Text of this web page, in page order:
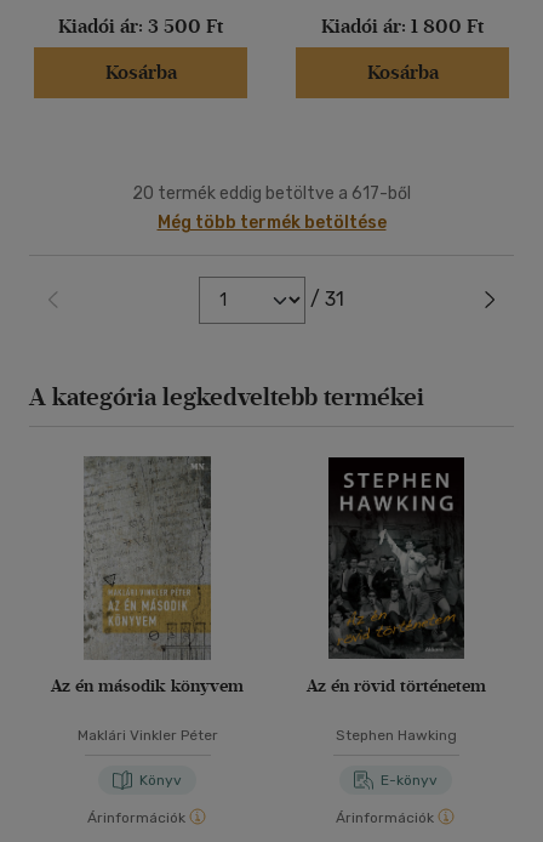
Kiadói ár: 3 500 Ft
Kosárba
Kiadói ár: 1 800 Ft
Kosárba
20 termék eddig betöltve a 617-ből
Még több termék betöltése
/ 31
A kategória legkedveltebb termékei
Az én második könyvem
Maklári Vinkler Péter
Könyv
Árinformációk
Az én rövid történetem
Stephen Hawking
E-könyv
Árinformációk